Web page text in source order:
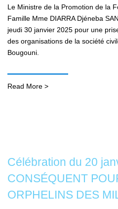
Le Ministre de la Promotion de la
Famille Mme DIARRA Djéneba
jeudi 30 janvier 2025 pour une
des organisations de la société
Bougouni.
Read More >
Célébration du 20
CONSÉQUENT
ORPHELINS DES